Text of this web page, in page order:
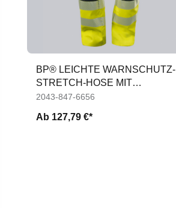
BP® LEICHTE WARNSCHUTZ-
STRETCH-HOSE MIT
KNIETASCHEN
2043-847-6656
Ab 127,79 €*